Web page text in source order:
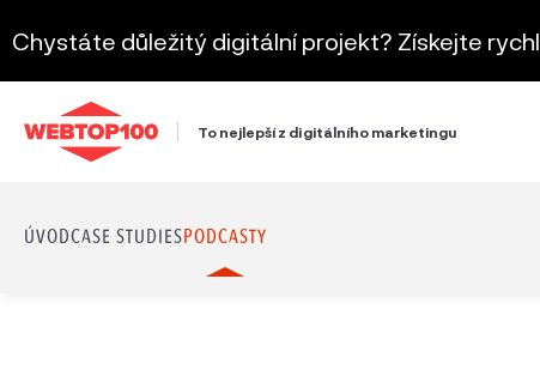
Chystáte důležitý digitální projekt? Získejte
To nejlepší z digitálního marketingu
ÚVODCASE STUDIESPODCASTY